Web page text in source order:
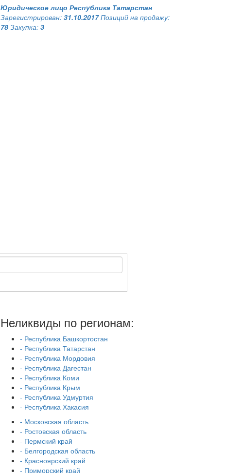
Юридическое лицо Республика Татарстан
Зарегистрирован: 31.10.2017 Позиций на продажу:
78 Закупка: 3
Неликвиды по регионам:
- Республика Башкортостан
- Республика Татарстан
- Республика Мордовия
- Республика Дагестан
- Республика Коми
- Республика Крым
- Республика Удмуртия
- Республика Хакасия
- Московская область
- Ростовская область
- Пермский край
- Белгородская область
- Красноярский край
- Приморский край